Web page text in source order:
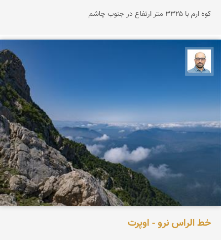
کوه ارم با ۳۳۲۵ متر ارتفاع در جنوب چاشم
خط الراس نرو - اوپرت